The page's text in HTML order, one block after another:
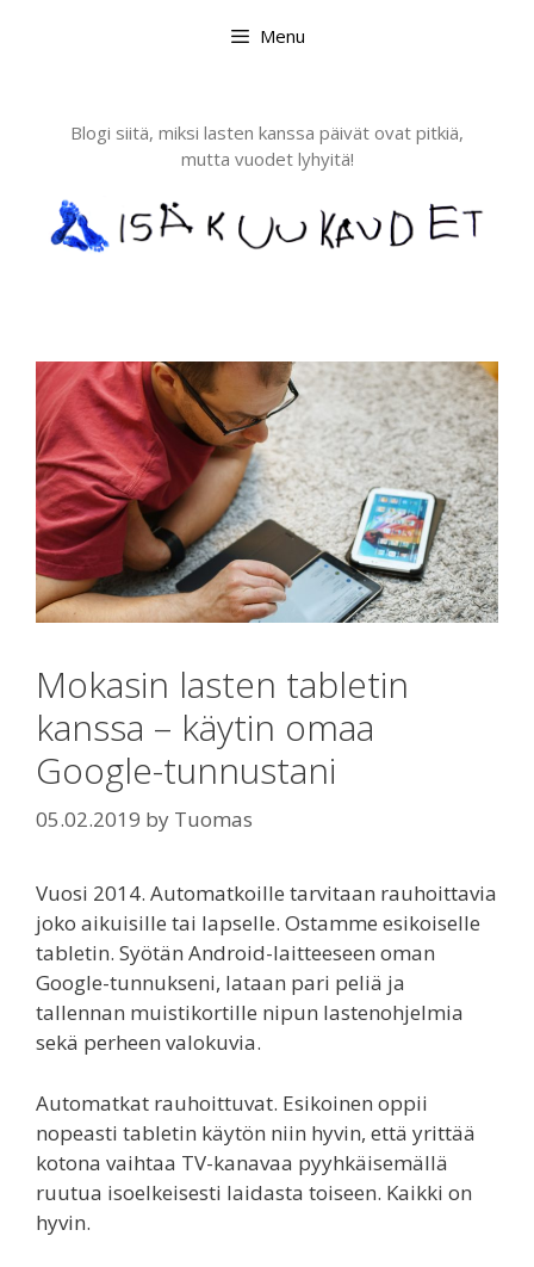
Menu
Blogi siitä, miksi lasten kanssa päivät ovat pitkiä,
mutta vuodet lyhyitä!
Mokasin lasten tabletin
kanssa – käytin omaa
Google-tunnustani
05.02.2019 by Tuomas
Vuosi 2014. Automatkoille tarvitaan rauhoittavia
joko aikuisille tai lapselle. Ostamme esikoiselle
tabletin. Syötän Android-laitteeseen oman
Google-tunnukseni, lataan pari peliä ja
tallennan muistikortille nipun lastenohjelmia
sekä perheen valokuvia.
Automatkat rauhoittuvat. Esikoinen oppii
nopeasti tabletin käytön niin hyvin, että yrittää
kotona vaihtaa TV-kanavaa pyyhkäisemällä
ruutua isoelkeisesti laidasta toiseen. Kaikki on
hyvin.